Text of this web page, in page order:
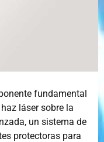
fundamental
láser sobre la
un sistema de
protectoras para